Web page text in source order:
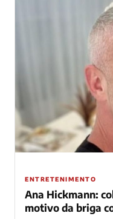
ENTRETENIMENTO
Ana Hickmann:
motivo da briga